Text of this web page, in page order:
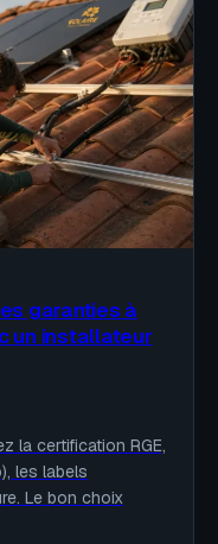
garanties à
un installateur
la certification RGE,
les labels
Le bon choix